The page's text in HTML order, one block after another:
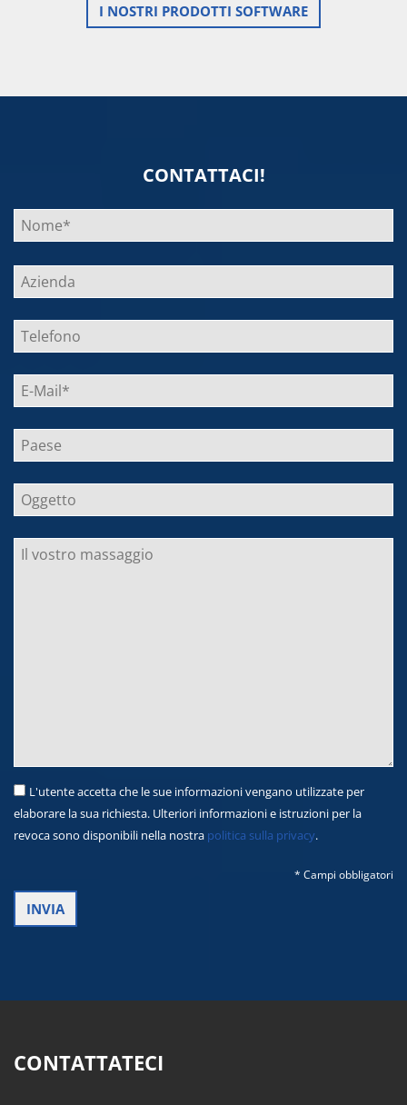
I NOSTRI PRODOTTI SOFTWARE
CONTATTACI!
Bitte
lasse
dieses
Feld
leer.
L'utente accetta che le sue informazioni vengano utilizzate per
elaborare la sua richiesta. Ulteriori informazioni e istruzioni per la
revoca sono disponibili nella nostra politica sulla privacy.
* Campi obbligatori
CONTATTATECI